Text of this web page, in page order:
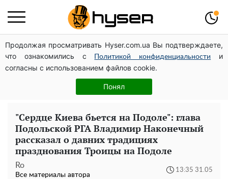
Продолжая просматривать Hyser.com.ua Вы подтверждаете,
что ознакомились с
Политикой конфиденциальности
и
согласны с использованием файлов cookie.
Понял
Павел Прудников и его удивительная карьера от
актера в российском театре до номинанта в
руководители Федерации профсоюзов
Елена Тополя слив видео – это далеко не все:
фронтмен "Антитела" Тарас Тополя стал следующим
"Сердце Киева бьется на Подоле": глава
Подольской РГА Владимир Наконечный
рассказал о давних традициях
празднования Троицы на Подоле
Ro
Все материалы автора
13:35 31.05